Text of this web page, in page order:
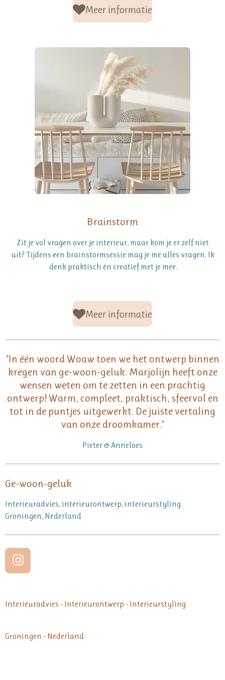
Meer informatie
Brainstorm
Zit je vol vragen over je interieur, maar kom je er zelf niet
uit? Tijdens een brainstormsessie mag je me alles vragen. Ik
denk praktisch én creatief met je mee.
Meer informatie
"In één woord Woaw toen we het ontwerp binnen
kregen van ge-woon-geluk. Marjolijn heeft onze
wensen weten om te zetten in een prachtig
ontwerp! Warm, compleet, praktisch, sfeervol en
tot in de puntjes uitgewerkt. De juiste vertaling
van onze droomkamer."
Pieter & Anneloes
Ge-woon-geluk
Interieuradvies, interieurontwerp, interieurstyling
Groningen, Nederland
I
t
r
Interieuradvies - Interieurontwerp - Interieurstyling
Groningen - Nederland